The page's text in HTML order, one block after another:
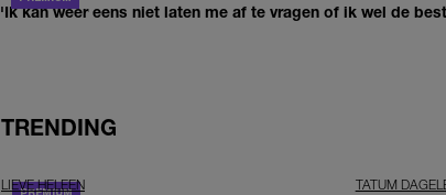
'Ik kan weer eens niet laten me af te vragen of ik wel de
TRENDING
LIEVE HELEEN TATUM